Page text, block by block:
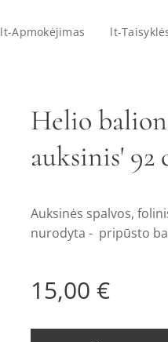
lt-Apmokėjimas lt-
Helio
auksinis' 92
Auksinės spalvos,
nurodyta - pripūsto
15,00 €